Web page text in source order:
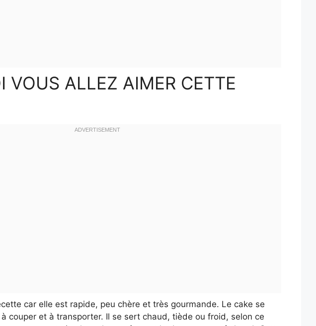
VOUS ALLEZ AIMER CETTE
car elle est rapide, peu chère et très gourmande. Le cake se
couper et à transporter. Il se sert chaud, tiède ou froid, selon ce